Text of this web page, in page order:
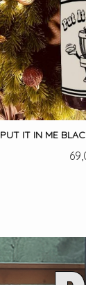
PUT IT IN ME
Pris